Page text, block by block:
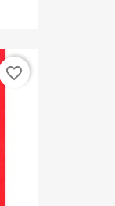
favorite_border